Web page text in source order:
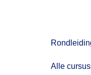
Alle